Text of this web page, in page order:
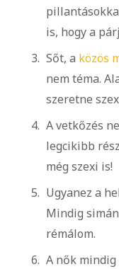
is, hogy a
Sőt, a közös
nem téma.
szeretne
A vetkőzés
legcikibb
még szexi is!
Ugyanez a
Mindig
rémálom.
A nők mindig